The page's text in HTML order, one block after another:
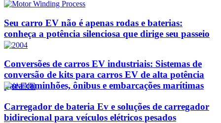
Seu carro EV não é apenas rodas e baterias:
conheça a potência silenciosa que dirige seu passeio
Conversões de carros EV industriais: Sistemas de
conversão de kits para carros EV de alta potência
para caminhões, ônibus e embarcações marítimas
Carregador de bateria Ev e soluções de carregador
bidirecional para veículos elétricos pesados